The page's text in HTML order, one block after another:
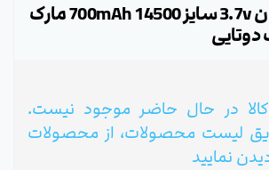
باتری لیتیوم یون 3.7v سایز 14500 700mAh مارک
کالا در حال حاضر موجود نیست.
لیست محصولات، از محصولات
نمایید